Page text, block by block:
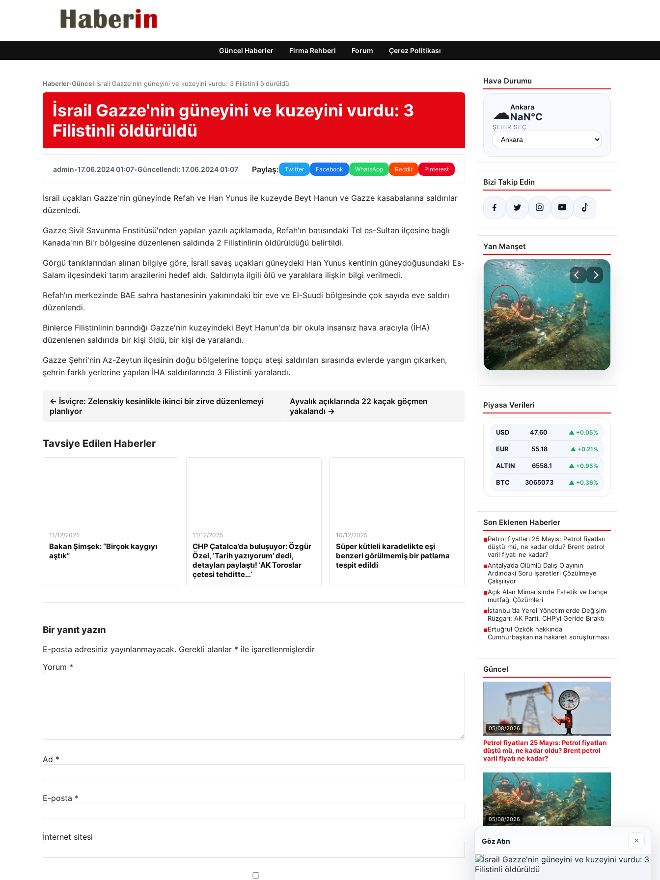
Güncel Haberler Firma Rehberi Forum Çerez Politikası
Haberler›Güncel›İsrail Gazze'nin güneyini ve kuzeyini vurdu: 3 Filistinli öldürüldü
İsrail Gazze'nin güneyini ve kuzeyini vurdu: 3
Filistinli öldürüldü
admin•17.06.2024 01:07•Güncellendi: 17.06.2024 01:07 Paylaş: Twitter Facebook WhatsApp Reddit Pinterest
İsrail uçakları Gazze'nin güneyinde Refah ve Han Yunus ile kuzeyde Beyt Hanun ve Gazze kasabalarına saldırılar
düzenledi.
Gazze Sivil Savunma Enstitüsü'nden yapılan yazılı açıklamada, Refah'ın batısındaki Tel es-Sultan ilçesine bağlı
Kanada'nın Bi'r bölgesine düzenlenen saldırıda 2 Filistinlinin öldürüldüğü belirtildi.
Görgü tanıklarından alınan bilgiye göre, İsrail savaş uçakları güneydeki Han Yunus kentinin güneydoğusundaki Es-
Salam ilçesindeki tarım arazilerini hedef aldı. Saldırıyla ilgili ölü ve yaralılara ilişkin bilgi verilmedi.
Refah'ın merkezinde BAE sahra hastanesinin yakınındaki bir eve ve El-Suudi bölgesinde çok sayıda eve saldırı
düzenlendi.
Binlerce Filistinlinin barındığı Gazze'nin kuzeyindeki Beyt Hanun'da bir okula insansız hava aracıyla (İHA)
düzenlenen saldırıda bir kişi öldü, bir kişi de yaralandı.
Gazze Şehri'nin Az-Zeytun ilçesinin doğu bölgelerine topçu ateşi saldırıları sırasında evlerde yangın çıkarken,
şehrin farklı yerlerine yapılan İHA saldırılarında 3 Filistinli yaralandı.
← İsviçre: Zelenskiy kesinlikle ikinci bir zirve düzenlemeyi
planlıyor
Ayvalık açıklarında 22 kaçak göçmen
yakalandı →
Tavsiye Edilen Haberler
11/12/2025
Bakan Şimşek: “Birçok kaygıyı
aştık”
11/12/2025
CHP Çatalca’da buluşuyor: Özgür
Özel, ‘Tarih yazıyorum’ dedi,
detayları paylaştı! ‘AK Toroslar
çetesi tehditte…’
10/12/2025
Süper kütleli karadelikte eşi
benzeri görülmemiş bir patlama
tespit edildi
Bir yanıt yazın
E-posta adresiniz yayınlanmayacak. Gerekli alanlar * ile işaretlenmişlerdir
Yorum *
Ad *
E-posta *
İnternet sitesi
Hava Durumu
☁Ankara
NaN°C
ŞEHIR SEÇ
Bizi Takip Edin
Yan Manşet
05.08.2026
Antalya’da Ölümlü Dalış
Olayının Ardındaki Soru
Çalışılıyor
Antalya’da geçtiğimiz yıl yaşanan
ve ölümle sonuçlanan tüplü dalış
olayı, dalış sektöründe ciddi
soru…
Piyasa Verileri
USD 47.60 ▲ +0.05%
EUR 55.18 ▲ +0.21%
ALTIN 6558.1 ▲ +0.95%
BTC 3065073 ▲ +0.36%
Son Eklenen Haberler
■Petrol fiyatları 25 Mayıs: Petrol fiyatları
düştü mü, ne kadar oldu? Brent petrol
varil fiyatı ne kadar?
■Antalya’da Ölümlü Dalış Olayının
Ardındaki Soru İşaretleri Çözülmeye
Çalışılıyor
■Açık Alan Mimarisinde Estetik ve bahçe
mutfağı Çözümleri
■İstanbul’da Yerel Yönetimlerde Değişim
Rüzgarı: AK Parti, CHP’yi Geride Bıraktı
■Ertuğrul Özkök hakkında
Cumhurbaşkanına hakaret soruşturması
Güncel
05/08/2026
Petrol fiyatları 25 Mayıs: Petrol fiyatları
düştü mü, ne kadar oldu? Brent petrol
varil fiyatı ne kadar?
05/08/2026
Ardındaki Soru İşaretleri Çözülmeye
Göz Atın ×